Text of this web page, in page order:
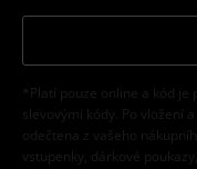
*Platí pouze online a kód
slevovými kódy. Po vložení
odečtena z vašeho
vstupenky, dárkové